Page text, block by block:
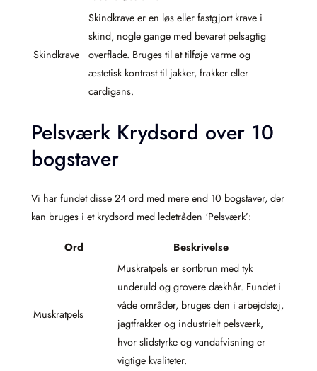
Skindkrave
Skindkrave er en løs eller fastgjort krave i
skind, nogle gange med bevaret pelsagtig
overflade. Bruges til at tilføje varme og
æstetisk kontrast til jakker, frakker eller
cardigans.
Pelsværk Krydsord over 10
bogstaver
Vi har fundet disse 24 ord med mere end 10 bogstaver, der
kan bruges i et krydsord med ledetråden ‘Pelsværk’:
Ord Beskrivelse
Muskratpels
Muskratpels er sortbrun med tyk
underuld og grovere dækhår. Fundet i
våde områder, bruges den i arbejdstøj,
jagtfrakker og industrielt pelsværk,
hvor slidstyrke og vandafvisning er
vigtige kvaliteter.